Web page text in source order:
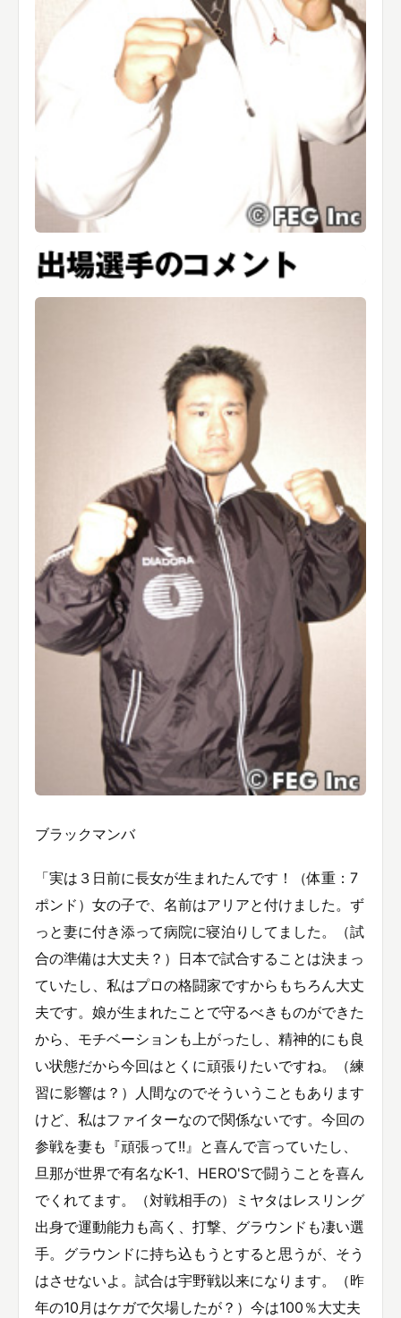
ブラックマンバ
「実は３日前に長女が生まれたんです！（体重：7
ポンド）女の子で、名前はアリアと付けました。ず
っと妻に付き添って病院に寝泊りしてました。（試
合の準備は大丈夫？）日本で試合することは決まっ
ていたし、私はプロの格闘家ですからもちろん大丈
夫です。娘が生まれたことで守るべきものができた
から、モチベーションも上がったし、精神的にも良
い状態だから今回はとくに頑張りたいですね。（練
習に影響は？）人間なのでそういうこともあります
けど、私はファイターなので関係ないです。今回の
参戦を妻も『頑張って!!』と喜んで言っていたし、
旦那が世界で有名なK-1、HERO'Sで闘うことを喜ん
でくれてます。（対戦相手の）ミヤタはレスリング
出身で運動能力も高く、打撃、グラウンドも凄い選
手。グラウンドに持ち込もうとすると思うが、そう
はさせないよ。試合は宇野戦以来になります。（昨
年の10月はケガで欠場したが？）今は100％大丈夫